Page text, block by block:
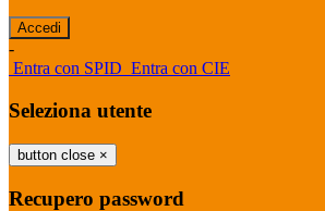
-
Entra con SPID Entra con CIE
Seleziona utente
button close ×
Recupero password